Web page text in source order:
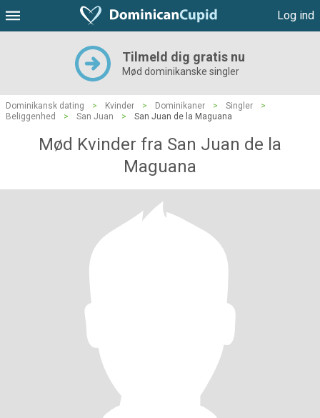
Log ind
Tilmeld dig gratis nu
Mød dominikanske singler
Dominikansk dating > Kvinder > Dominikaner > Singler
>
Beliggenhed
> San Juan > San Juan de la Maguana
Mød Kvinder fra San Juan de la
Maguana